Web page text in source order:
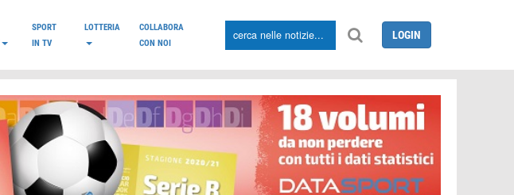
SPORT
IN TV
LOTTERIA
COLLABORA
CON NOI
LOGIN